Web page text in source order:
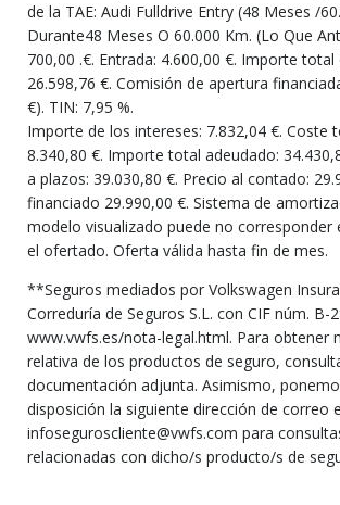
de la TAE: Audi Fulldrive Entry (48 Meses /
Durante48 Meses O 60.000 Km. (Lo Que
700,00 .€. Entrada: 4.600,00 €. Importe total
26.598,76 €. Comisión de apertura
€). TIN: 7,95 %.
Importe de los intereses: 7.832,04 €. Coste
8.340,80 €. Importe total adeudado:
a plazos: 39.030,80 €. Precio al contado:
financiado 29.990,00 €. Sistema de
modelo visualizado puede no corresponder
el ofertado. Oferta válida hasta fin de mes.
**Seguros mediados por Volkswagen
Correduría de Seguros S.L. con CIF núm. B-
www.vwfs.es/nota-legal.html. Para obtener
relativa de los productos de seguro,
documentación adjunta. Asimismo,
disposición la siguiente dirección de correo
infoseguroscliente@vwfs.com para
relacionadas con dicho/s producto/s de